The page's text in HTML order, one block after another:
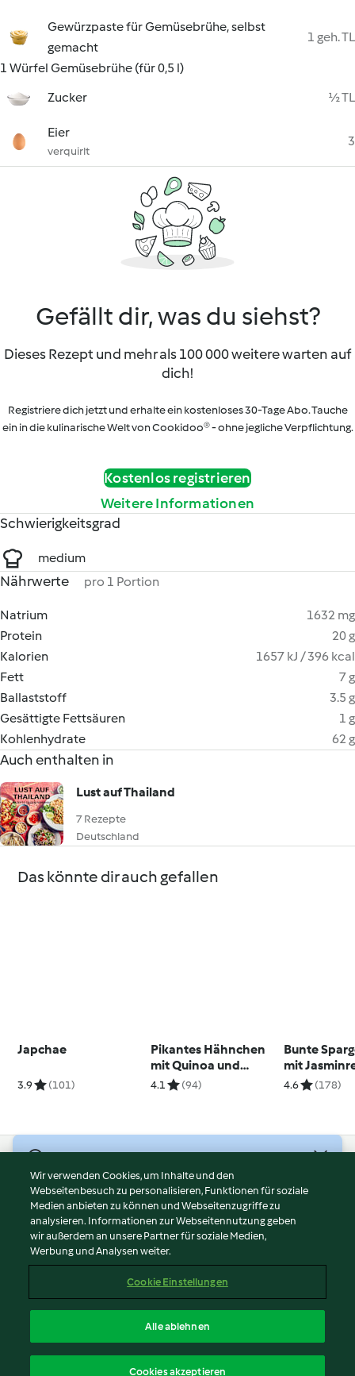
Gewürzpaste für Gemüsebrühe, selbst
gemacht
1 geh. TL
1 Würfel Gemüsebrühe (für 0,5 l)
Zucker
½ TL
Eier
verquirlt
3
Gefällt dir, was du siehst?
Dieses Rezept und mehr als 100 000 weitere warten auf
dich!
Registriere dich jetzt und erhalte ein kostenloses 30-Tage Abo. Tauche
ein in die kulinarische Welt von Cookidoo® - ohne jegliche Verpflichtung.
Kostenlos registrieren
Weitere Informationen
Schwierigkeitsgrad
medium
Nährwerte pro 1 Portion
Natrium
1632 mg
Protein
20 g
Kalorien
1657 kJ / 396 kcal
Fett
7 g
Ballaststoff
3.5 g
Gesättigte Fettsäuren
1 g
Kohlenhydrate
62 g
Auch enthalten in
Lust auf Thailand
7 Rezepte
Deutschland
Das könnte dir auch gefallen
Japchae
3.9 (101)
Pikantes Hähnchen
mit Quinoa und
gemischtem Salat
4.1 (94)
Bunte
mit
4.6 (178)
Nutzungsbedingungen
Datenschutzrichtlinien
Disclaimer
Impressum
Inhalt melden
Erklärung zur Barrierefreiheit
Wir verwenden Cookies, um Inhalte und den
Webseitenbesuch zu personalisieren, Funktionen für soziale
Medien anbieten zu können und Webseitenzugriffe zu
analysieren. Informationen zur Webseitennutzung geben
wir außerdem an unsere Partner für soziale Medien,
Werbung und Analysen weiter.
Cookie Einstellungen
Alle ablehnen
Cookies akzeptieren